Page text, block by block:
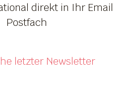
direkt in Ihr Email
Postfach
letzter Newsletter